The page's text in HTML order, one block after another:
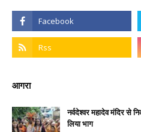
आगरा
नर्वदेश्वर महादेव मंदिर से
लिया भाग